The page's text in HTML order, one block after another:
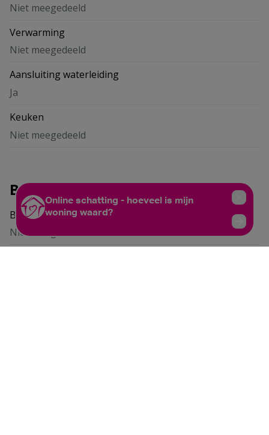
Niet meegedeeld
Verwarming
Niet meegedeeld
Aansluiting waterleiding
Ja
Keuken
Niet meegedeeld
Bebouwing
Bebouwing
Niet meegedeeld